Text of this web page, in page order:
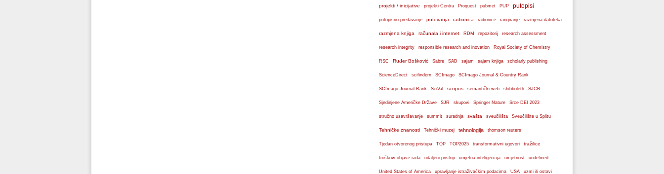
projekti / inicijative projekti Centra Proquest pubmet PUP putopisi
putopisno predavanje putovanja radionica radionice rangiranje razmjena datoteka
razmjena knjiga računala i internet RDM repozitorij research assessment
research integrity responsible research and inovation Royal Society of Chemistry
RSC Ruđer Bošković Sabre SAD sajam sajam knjiga scholarly publishing
ScienceDirect scifindern SCImago SCImago Journal & Country Rank
SCImago Journal Rank SciVal scopus semantički web shibboleth SJCR
Sjedinjene Američke Države SJR skupovi Springer Nature Srce DEI 2023
stručno usavršavanje summit suradnja svašta sveučilišta Sveučilište u Splitu
Tehničke znanosti Tehnički muzej tehnologija thomson reuters
Tjedan otvorenog pristupa TOP TOP2025 transformativni ugovori tražilice
troškovi objave rada udaljeni pristup umjetna inteligencija umjetnost undefined
United States of America upravljanje istraživačkim podacima USA uzmi ili ostavi